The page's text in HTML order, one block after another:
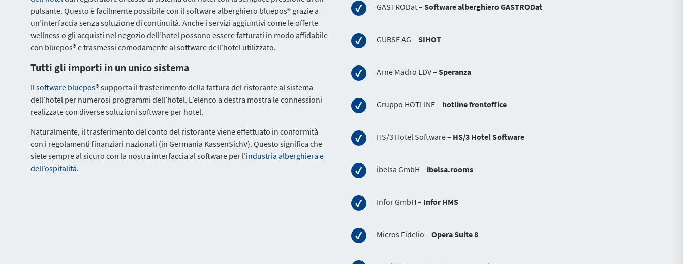
pulsante. Questo è facilmente possibile con il software alberghiero bluepos® grazie a
un’interfaccia senza soluzione di continuità. Anche i servizi aggiuntivi come le offerte
wellness o gli acquisti nel negozio dell’hotel possono essere fatturati in modo affidabile
con bluepos® e trasmessi comodamente al software dell’hotel utilizzato.
Tutti gli importi in un unico sistema
Ilsoftware bluepos®supporta il trasferimento della fattura del ristorante al sistema
dell’hotel per numerosi programmi dell’hotel. L’elenco a destra mostra le connessioni
realizzate con diverse soluzioni software per hotel.
Naturalmente, il trasferimento del conto del ristorante viene effettuato in conformità
con i regolamenti finanziari nazionali (in Germania KassenSichV). Questo significa che
siete sempre al sicuro con la nostra interfaccia al software per l’industria alberghiera e
dell’ospitalità.
GASTRODat –Software alberghiero GASTRODat
GUBSE AG –SIHOT
Arne Madro EDV – Speranza
Gruppo HOTLINE – hotline frontoffice
HS/3 Hotel Software – HS/3 Hotel Software
ibelsa GmbH – ibelsa.rooms
Infor GmbH – Infor HMS
Micros Fidelio –Opera Suite 8